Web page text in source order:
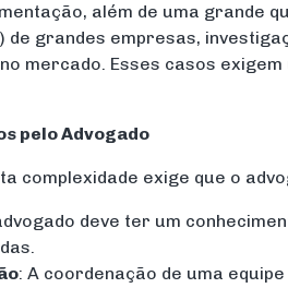
além de uma grande
de grandes empresas,
mercado. Esses casos
pelo Advogado
complexidade exige que o
deve ter um
: A coordenação de uma